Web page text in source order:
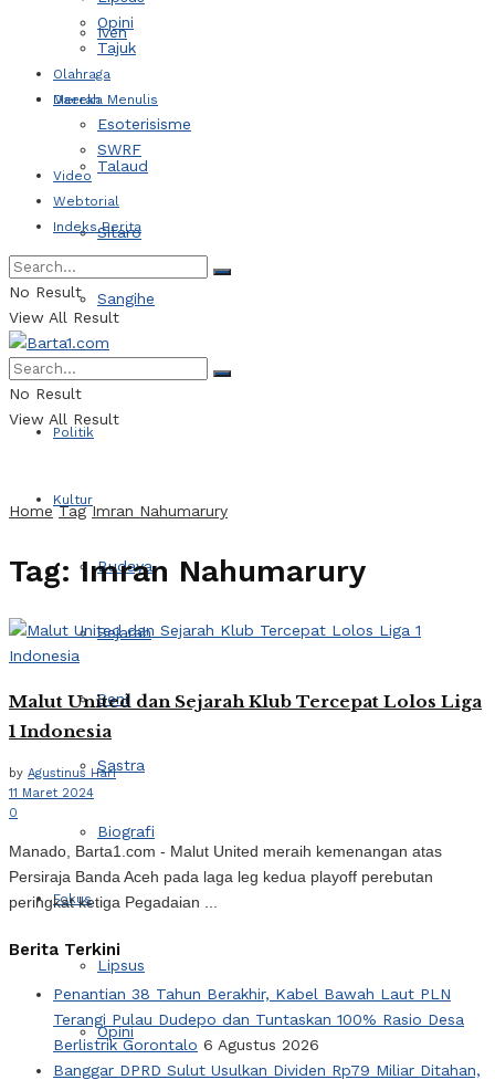
Iven
Daerah
Talaud
Sitaro
Sangihe
Politik
Kultur
Budaya
Sejarah
Seni
Sastra
Biografi
Fokus
Lipsus
Opini
Opini
Tajuk
Olahraga
Mereka Menulis
Esoterisisme
SWRF
Video
Webtorial
Indeks Berita
No Result
View All Result
No Result
View All Result
Home Tag Imran Nahumarury
Tag:Imran Nahumarury
Malut United dan Sejarah Klub Tercepat Lolos Liga
1 Indonesia
by Agustinus Hari
11 Maret 2024
0
Manado, Barta1.com - Malut United meraih kemenangan atas
Persiraja Banda Aceh pada laga leg kedua playoff perebutan
peringkat ketiga Pegadaian ...
Berita Terkini
Penantian 38 Tahun Berakhir, Kabel Bawah Laut PLN
Terangi Pulau Dudepo dan Tuntaskan 100% Rasio Desa
Berlistrik Gorontalo 6 Agustus 2026
Banggar DPRD Sulut Usulkan Dividen Rp79 Miliar Ditahan,